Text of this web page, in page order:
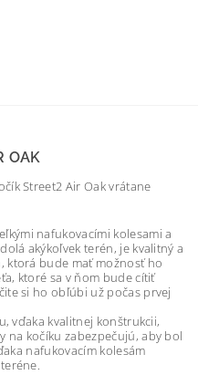
OAK
Street2 Air Oak vrátane
nafukovacími kolesami a
akýkoľvek terén, je kvalitný a
ktorá bude mať možnosť ho
ktoré sa v ňom bude cítiť
si ho obľúbi už počas prvej
vďaka kvalitnej konštrukcii,
na kočíku zabezpečujú, aby bol
nafukovacím kolesám